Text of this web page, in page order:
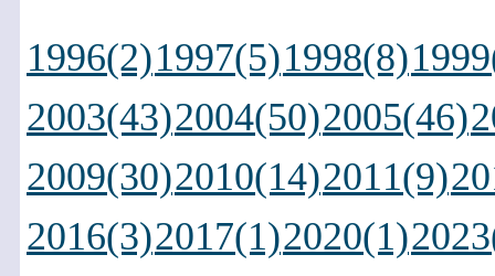
1996(2)1997(5)1998(8)
2003(43)2004(50)2005(46)
2009(30)2010(14)2011(9)
2016(3)2017(1)2020(1)